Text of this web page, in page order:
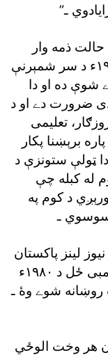
ـ”
ذمه وار
حکومت دے ـ ٢٣٥٠ کليو کښې ( د ١٩٩٨ء د سر شمېرنې
شوې ده او دا
ضرورت دے او د
تعليمى
برېښنا پکار
ټولې ستونزې د
له کبله چې
د کوم په
ـ
لينز پاکستان
سره خبرو اترو کښې ووئيل :” په وړومبى ځل د ١٩٨٠ء
شوے وۀ ـ
هر وخت الوځي